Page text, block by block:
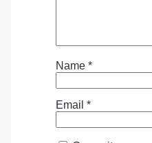
Name *
Email *